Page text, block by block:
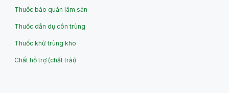
Thuốc bảo quản lâm sản
Thuốc dẫn dụ côn trùng
Thuốc khử trùng kho
Chất hỗ trợ (chất trải)